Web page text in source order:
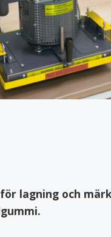
Vagnöverdrag
Bäddtextilier
lagning och